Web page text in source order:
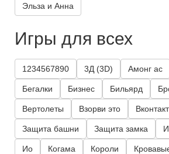
Эльза и Анна
Игры для всех
1234567890 3Д (3D) Амонг ас
Бегалки Бизнес Бильярд
Вертолеты Взорви это
Защита башни Защита замка
Ио Когама Короли